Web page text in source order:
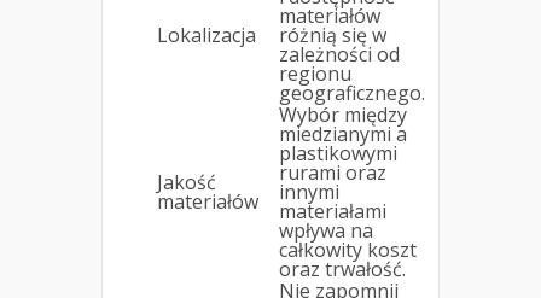
Lokalizacja
materiałów
różnią się w
zależności od
regionu
geograficznego.
Jakość
materiałów
Wybór między
miedzianymi a
plastikowymi
rurami oraz
innymi
materiałami
wpływa na
całkowity koszt
oraz trwałość.
Nie zapomnij